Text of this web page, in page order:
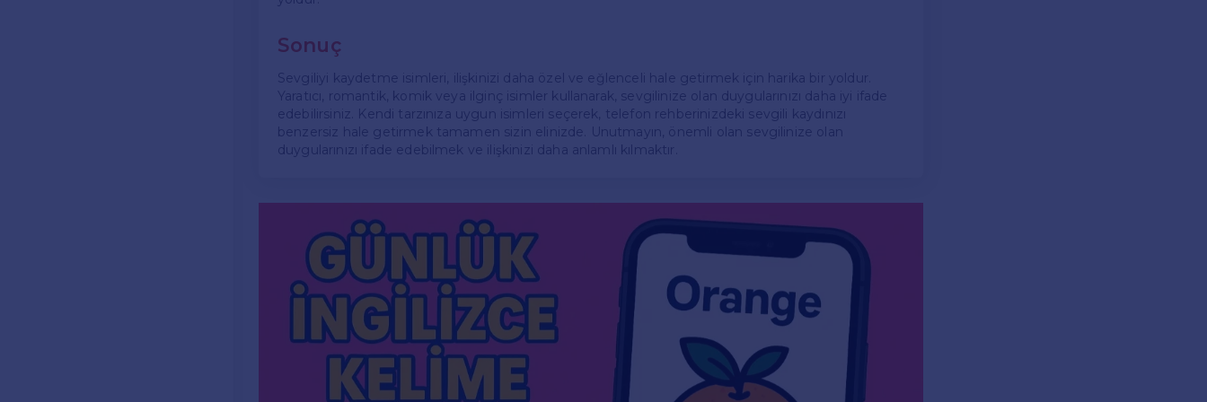
Sonuç
Sevgiliyi kaydetme isimleri, ilişkinizi daha özel ve eğlenceli hale getirmek için harika bir yoldur.
Yaratıcı, romantik, komik veya ilginç isimler kullanarak, sevgilinize olan duygularınızı daha iyi ifade
edebilirsiniz. Kendi tarzınıza uygun isimleri seçerek, telefon rehberinizdeki sevgili kaydınızı
benzersiz hale getirmek tamamen sizin elinizde. Unutmayın, önemli olan sevgilinize olan
duygularınızı ifade edebilmek ve ilişkinizi daha anlamlı kılmaktır.